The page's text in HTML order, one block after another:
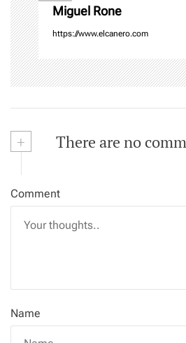
n
Miguel Rone
https://www.elcanero.com
+ There are no
Comment
Name